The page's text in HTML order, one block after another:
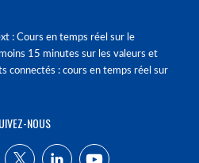
: Cours en temps réel sur le
15 minutes sur les valeurs et
connectés : cours en temps réel sur
NOUS